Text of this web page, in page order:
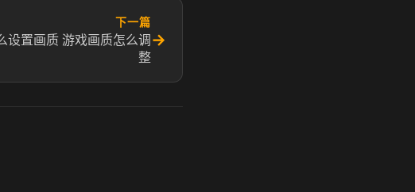
下一篇
设置画质 游戏画质怎么调
整
→